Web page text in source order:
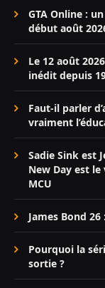
GTA Online :
début août
Le 12 août
inédit depuis
Faut-il parler
vraiment
Sadie Sink est
New Day est
MCU
James Bond
Pourquoi la
sortie ?